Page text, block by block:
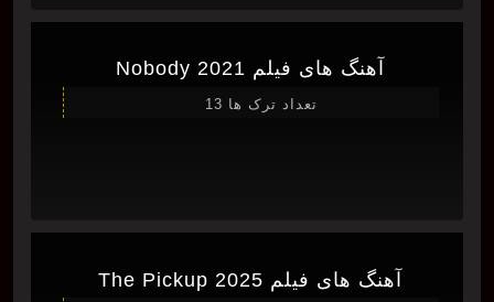
آهنگ های فیلم Nobody 2021
تعداد ترک ها 13
آهنگ های فیلم The Pickup 2025